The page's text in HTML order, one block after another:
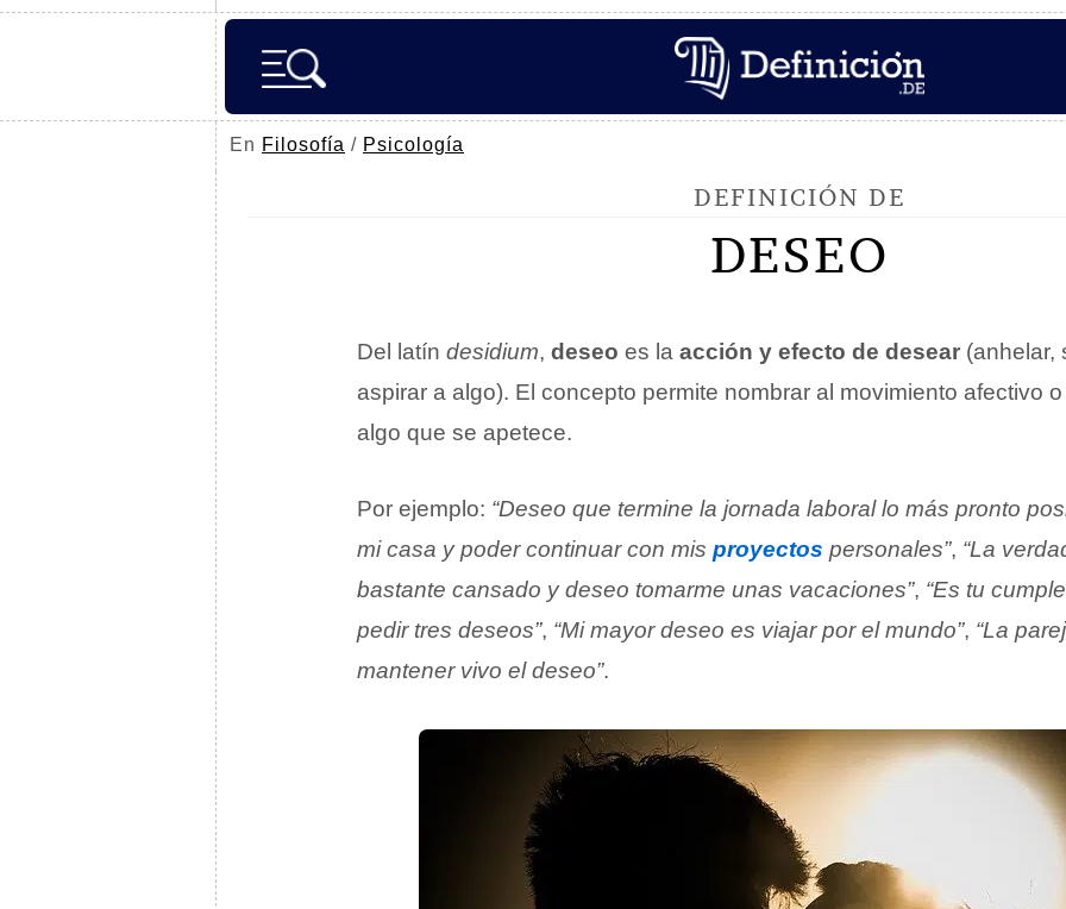
En Filosofía / Psicología
DEFINICIÓN DE
DESEO
Del latín desidium, deseo es la acción y efecto de desear (anhelar,
aspirar a algo). El concepto permite nombrar al movimiento afectivo
algo que se apetece.
Por ejemplo: “Deseo que termine la jornada laboral lo más pronto
mi casa y poder continuar con mis proyectos personales”, “La
bastante cansado y deseo tomarme unas vacaciones”, “Es tu
pedir tres deseos”, “Mi mayor deseo es viajar por el mundo”, “La
mantener vivo el deseo”.